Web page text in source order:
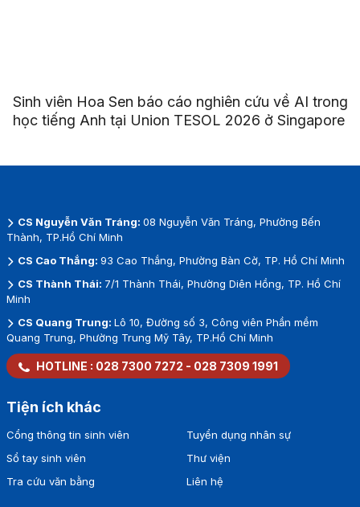
Sinh viên Hoa Sen báo cáo nghiên cứu về AI trong
học tiếng Anh tại Union TESOL 2026 ở Singapore
CS Nguyễn Văn Tráng: 08 Nguyễn Văn Tráng, Phường Bến
Thành, TP.Hồ Chí Minh
CS Cao Thắng: 93 Cao Thắng, Phường Bàn Cờ, TP. Hồ Chí Minh
CS Thành Thái: 7/1 Thành Thái, Phường Diên Hồng, TP. Hồ Chí
Minh
CS Quang Trung: Lô 10, Đường số 3, Công viên Phần mềm
Quang Trung, Phường Trung Mỹ Tây, TP.Hồ Chí Minh
HOTLINE : 028 7300 7272 - 028 7309 1991
Tiện ích khác
Cổng thông tin sinh viên
Sổ tay sinh viên
Tra cứu văn bằng
Tuyển dụng nhân sự
Thư viện
Liên hệ